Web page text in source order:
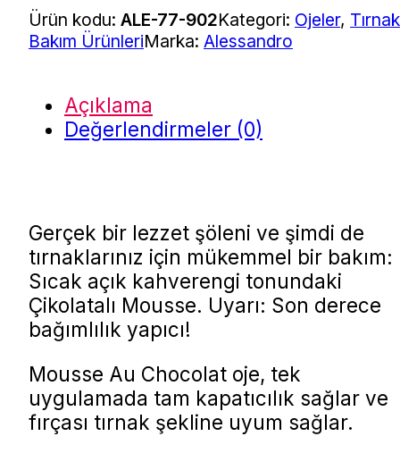
Ürün kodu: ALE-77-902Kategori: Ojeler, Tırnak
Bakım ÜrünleriMarka: Alessandro
Açıklama
Değerlendirmeler (0)
Gerçek bir lezzet şöleni ve şimdi de
tırnaklarınız için mükemmel bir bakım:
Sıcak açık kahverengi tonundaki
Çikolatalı Mousse. Uyarı: Son derece
bağımlılık yapıcı!
Mousse Au Chocolat oje, tek
uygulamada tam kapatıcılık sağlar ve
fırçası tırnak şekline uyum sağlar.